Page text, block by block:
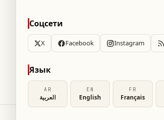
كأس
Поиск
RSS
Соцсети
X Facebook Instagram
Язык
AR
العربية
EN
English
FR
Français